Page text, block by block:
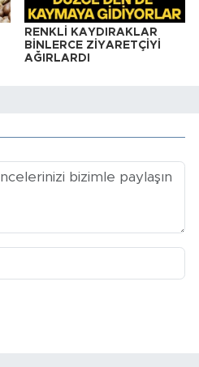
RENKLİ KAYDIRAKLAR
BİNLERCE ZİYARETÇİYİ
AĞIRLARDI